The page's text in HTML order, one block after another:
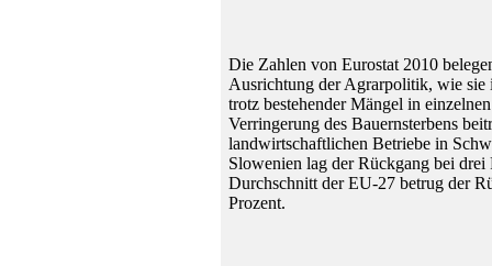
Die Zahlen von Eurostat 2010
Ausrichtung der Agrarpolitik, wie sie
trotz bestehender Mängel in
Verringerung des Bauernsterbens
landwirtschaftlichen Betriebe in
Slowenien lag der Rückgang bei
Durchschnitt der EU-27 betrug der
Prozent.